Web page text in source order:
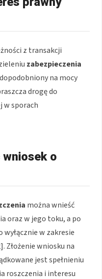
z transakcji
zabezpieczenia
na mocy
drogę do
w sporach
wniosek o
można wnieść
oraz w jego toku, a po
w zakresie
Złożenie wniosku na
jest spełnieniu
roszczenia i interesu